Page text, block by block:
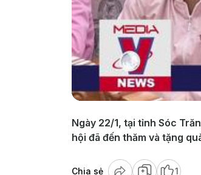
Ngày 22/1, tại tỉnh Sóc
hội đã đến thăm và tặng
Chia sẻ 1